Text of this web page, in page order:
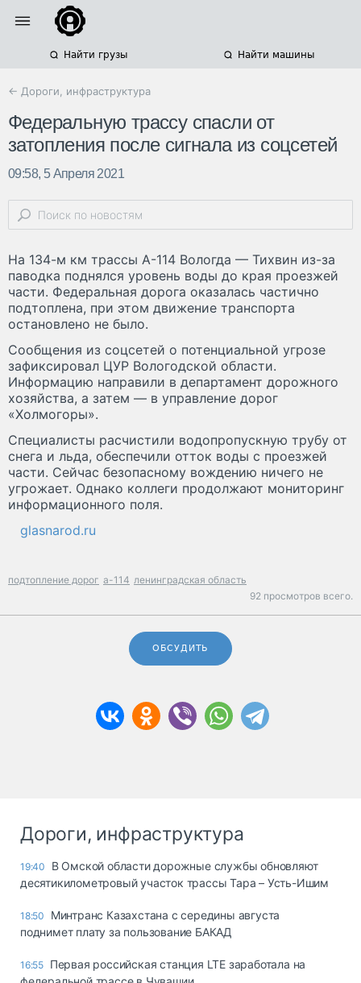
Найти грузы Найти машины
← Дороги, инфраструктура
Федеральную трассу спасли от
затопления после сигнала из соцсетей
09:58, 5 Апреля 2021
На 134-м км трассы А-114 Вологда — Тихвин из-за
паводка поднялся уровень воды до края проезжей
части. Федеральная дорога оказалась частично
подтоплена, при этом движение транспорта
остановлено не было.
Сообщения из соцсетей о потенциальной угрозе
зафиксировал ЦУР Вологодской области.
Информацию направили в департамент дорожного
хозяйства, а затем — в управление дорог
«Холмогоры».
Специалисты расчистили водопропускную трубу от
снега и льда, обеспечили отток воды с проезжей
части. Сейчас безопасному вождению ничего не
угрожает. Однако коллеги продолжают мониторинг
информационного поля.
glasnarod.ru
подтопление дорог а-114 ленинградская область
92 просмотров всего.
ОБСУДИТЬ
Дороги, инфраструктура
19:40
В Омской области дорожные службы обновляют
десятикилометровый участок трассы Тара – Усть-Ишим
18:50
Минтранс Казахстана с середины августа
поднимет плату за пользование БАКАД
16:55 Первая российская станция LTE заработала на